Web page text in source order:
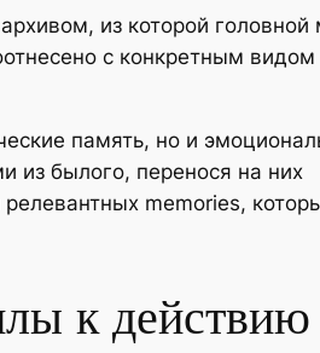
из которой головной
с конкретным видом
память, но и
из былого, перенося на них
memories,
к действию